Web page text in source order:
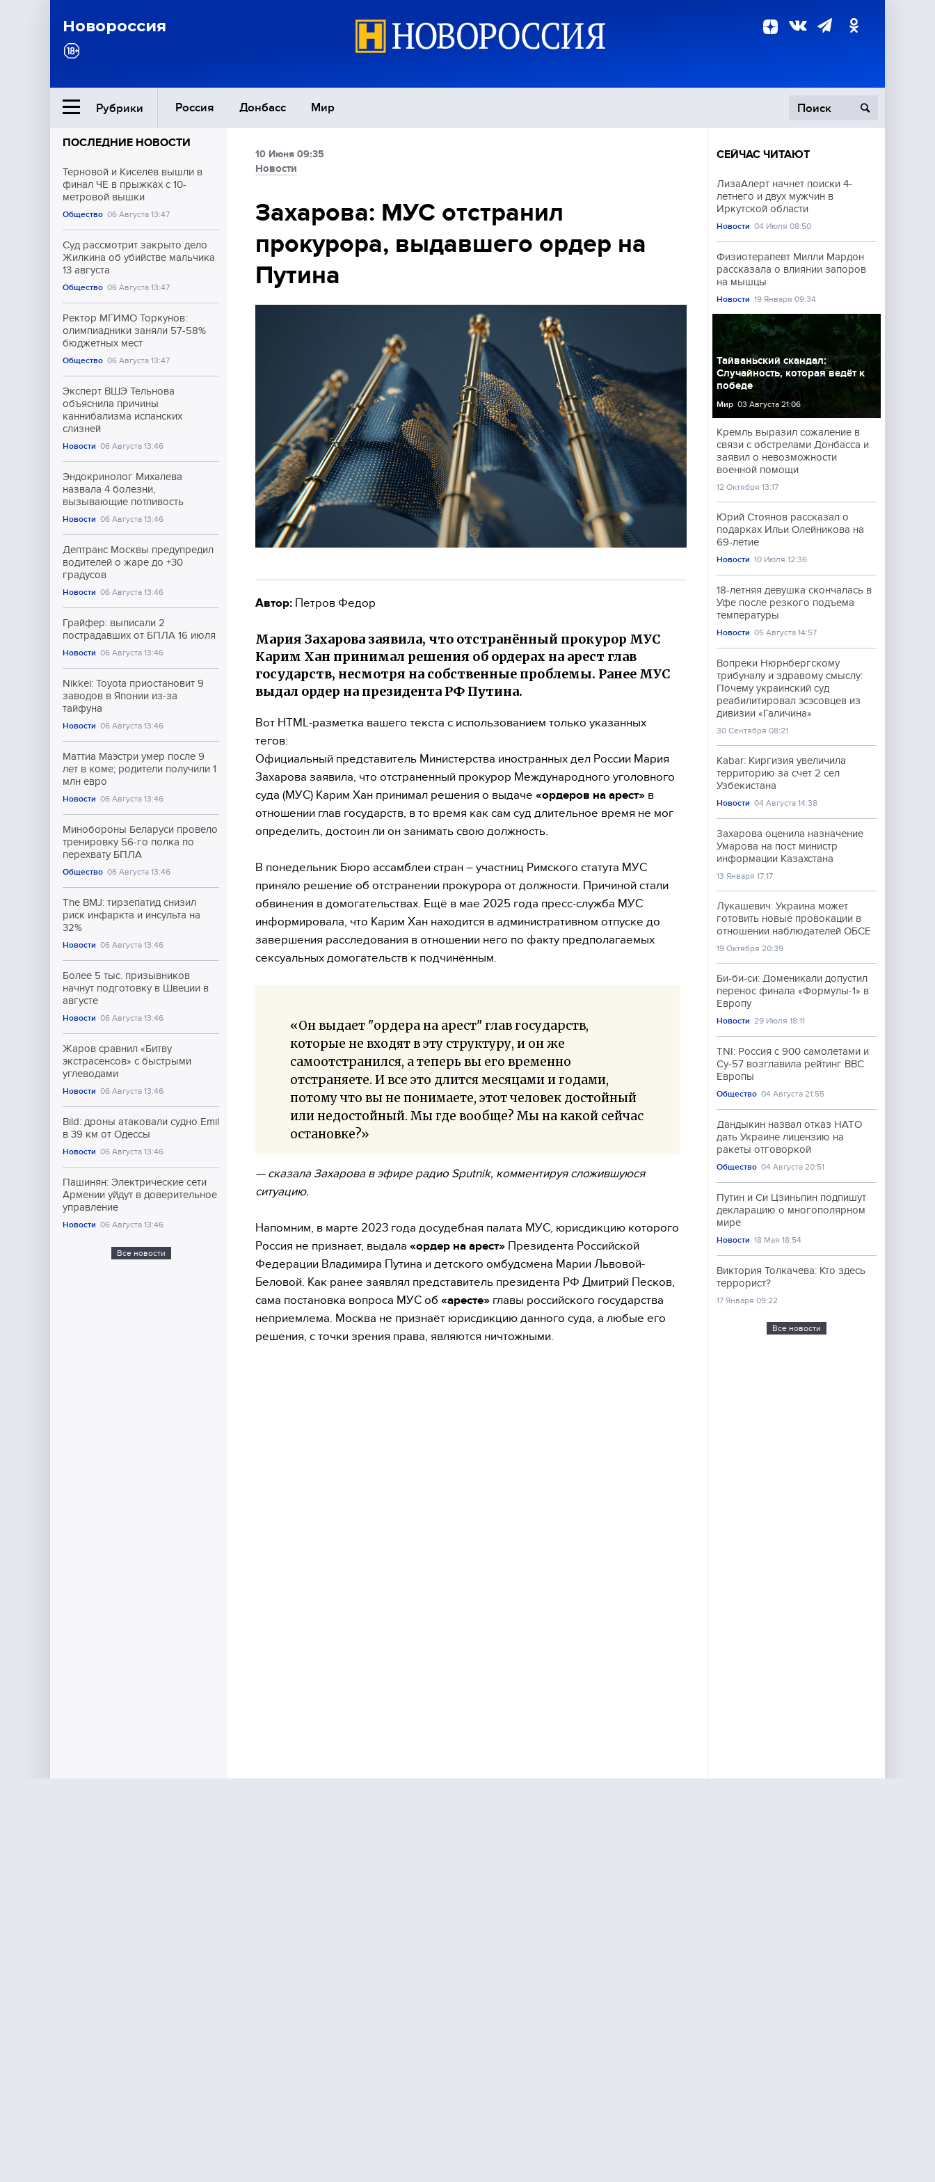
Новороссия
Рубрики Россия Донбасс Мир
Ближний Восток
Общество
Экономика
Происшествия
Культура
Спорт
ПОСЛЕДНИЕ НОВОСТИ
Терновой и Киселёв вышли в
финал ЧЕ в прыжках с 10-
метровой вышки
Общество 06 Августа 13:47
Суд рассмотрит закрыто дело
Жилкина об убийстве мальчика
13 августа
Общество 06 Августа 13:47
Ректор МГИМО Торкунов:
олимпиадники заняли 57-58%
бюджетных мест
Общество 06 Августа 13:47
Эксперт ВШЭ Тельнова
объяснила причины
каннибализма испанских
слизней
Новости 06 Августа 13:46
Эндокринолог Михалева
назвала 4 болезни,
вызывающие потливость
Новости 06 Августа 13:46
Дептранс Москвы предупредил
водителей о жаре до +30
градусов
Новости 06 Августа 13:46
Грайфер: выписали 2
пострадавших от БПЛА 16 июля
Новости 06 Августа 13:46
Nikkei: Toyota приостановит 9
заводов в Японии из-за
тайфуна
Новости 06 Августа 13:46
Маттиа Маэстри умер после 9
лет в коме; родители получили 1
млн евро
Новости 06 Августа 13:46
Минобороны Беларуси провело
тренировку 56-го полка по
перехвату БПЛА
Общество 06 Августа 13:46
The BMJ: тирзепатид снизил
риск инфаркта и инсульта на
32%
Новости 06 Августа 13:46
Более 5 тыс. призывников
начнут подготовку в Швеции в
августе
Новости 06 Августа 13:46
Жаров сравнил «Битву
экстрасенсов» с быстрыми
углеводами
Новости 06 Августа 13:46
Bild: дроны атаковали судно Emil
в 39 км от Одессы
Новости 06 Августа 13:46
Пашинян: Электрические сети
Армении уйдут в доверительное
управление
Новости 06 Августа 13:46
Все новости
10 Июня 09:35
Новости
Захарова: МУС отстранил
прокурора, выдавшего ордер на
Путина
Автор: Петров Федор
Мария Захарова заявила, что отстранённый прокурор МУС
Карим Хан принимал решения об ордерах на арест глав
государств, несмотря на собственные проблемы. Ранее МУС
выдал ордер на президента РФ Путина.
Вот HTML-разметка вашего текста с использованием только указанных
тегов:
Официальный представитель Министерства иностранных дел России Мария
Захарова заявила, что отстраненный прокурор Международного уголовного
суда (МУС) Карим Хан принимал решения о выдаче «ордеров на арест» в
отношении глав государств, в то время как сам суд длительное время не мог
определить, достоин ли он занимать свою должность.
В понедельник Бюро ассамблеи стран – участниц Римского статута МУС
приняло решение об отстранении прокурора от должности. Причиной стали
обвинения в домогательствах. Ещё в мае 2025 года пресс-служба МУС
информировала, что Карим Хан находится в административном отпуске до
завершения расследования в отношении него по факту предполагаемых
сексуальных домогательств к подчинённым.
«Он выдает "ордера на арест" глав государств,
которые не входят в эту структуру, и он же
самоотстранился, а теперь вы его временно
отстраняете. И все это длится месяцами и годами,
потому что вы не понимаете, этот человек достойный
или недостойный. Мы где вообще? Мы на какой сейчас
остановке?»
— сказала Захарова в эфире радио Sputnik, комментируя сложившуюся
ситуацию.
Напомним, в марте 2023 года досудебная палата МУС, юрисдикцию которого
Россия не признает, выдала «ордер на арест» Президента Российской
Федерации Владимира Путина и детского омбудсмена Марии Львовой-
Беловой. Как ранее заявлял представитель президента РФ Дмитрий Песков,
сама постановка вопроса МУС об «аресте» главы российского государства
неприемлема. Москва не признаёт юрисдикцию данного суда, а любые его
решения, с точки зрения права, являются ничтожными.
СЕЙЧАС ЧИТАЮТ
ЛизаАлерт начнет поиски 4-
летнего и двух мужчин в
Иркутской области
Новости 04 Июля 08:50
Физиотерапевт Милли Мардон
рассказала о влиянии запоров
на мышцы
Новости 19 Января 09:34
Тайваньский скандал:
Случайность, которая ведёт к
победе
Мир 03 Августа 21:06
Кремль выразил сожаление в
связи с обстрелами Донбасса и
заявил о невозможности
военной помощи
12 Октября 13:17
Юрий Стоянов рассказал о
подарках Ильи Олейникова на
69-летие
Новости 10 Июля 12:36
18-летняя девушка скончалась в
Уфе после резкого подъема
температуры
Новости 05 Августа 14:57
Вопреки Нюрнбергскому
трибуналу и здравому смыслу:
Почему украинский суд
реабилитировал эсэсовцев из
дивизии «Галичина»
30 Сентября 08:21
Kabar: Киргизия увеличила
территорию за счет 2 сел
Узбекистана
Новости 04 Августа 14:38
Захарова оценила назначение
Умарова на пост министр
информации Казахстана
13 Января 17:17
Лукашевич: Украина может
готовить новые провокации в
отношении наблюдателей ОБСЕ
19 Октября 20:39
Би-би-си: Доменикали допустил
перенос финала «Формулы-1» в
Европу
Новости 29 Июля 18:11
TNI: Россия с 900 самолетами и
Су-57 возглавила рейтинг ВВС
Европы
Общество 04 Августа 21:55
Дандыкин назвал отказ НАТО
дать Украине лицензию на
ракеты отговоркой
Общество 04 Августа 20:51
Путин и Си Цзиньпин подпишут
декларацию о многополярном
мире
Новости 18 Мая 18:54
Виктория Толкачёва: Кто здесь
террорист?
17 Января 09:22
Все новости